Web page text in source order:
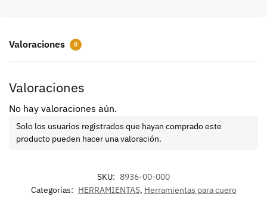
Valoraciones 0
Valoraciones
No hay valoraciones aún.
Solo los usuarios registrados que hayan comprado este
producto pueden hacer una valoración.
SKU: 8936-00-000
Categorías: HERRAMIENTAS, Herramientas para cuero